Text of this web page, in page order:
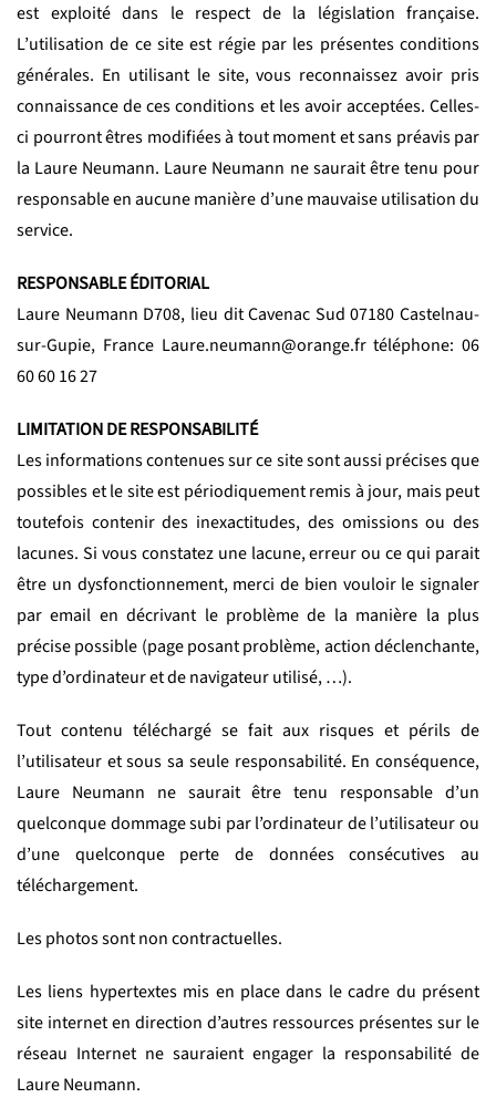
est exploité dans le respect de la législation française.
L’utilisation de ce site est régie par les présentes conditions
générales. En utilisant le site, vous reconnaissez avoir pris
connaissance de ces conditions et les avoir acceptées. Celles-
ci pourront êtres modifiées à tout moment et sans préavis par
la Laure Neumann. Laure Neumann ne saurait être tenu pour
responsable en aucune manière d’une mauvaise utilisation du
service.
RESPONSABLE ÉDITORIAL
Laure Neumann D708, lieu dit Cavenac Sud 07180 Castelnau-
sur-Gupie, France Laure.neumann@orange.fr téléphone: 06
60 60 16 27
LIMITATION DE RESPONSABILITÉ
Les informations contenues sur ce site sont aussi précises que
possibles et le site est périodiquement remis à jour, mais peut
toutefois contenir des inexactitudes, des omissions ou des
lacunes. Si vous constatez une lacune, erreur ou ce qui parait
être un dysfonctionnement, merci de bien vouloir le signaler
par email en décrivant le problème de la manière la plus
précise possible (page posant problème, action déclenchante,
type d’ordinateur et de navigateur utilisé, …).
Tout contenu téléchargé se fait aux risques et périls de
l’utilisateur et sous sa seule responsabilité. En conséquence,
Laure Neumann ne saurait être tenu responsable d’un
quelconque dommage subi par l’ordinateur de l’utilisateur ou
d’une quelconque perte de données consécutives au
téléchargement.
Les photos sont non contractuelles.
Les liens hypertextes mis en place dans le cadre du présent
site internet en direction d’autres ressources présentes sur le
réseau Internet ne sauraient engager la responsabilité de
Laure Neumann.